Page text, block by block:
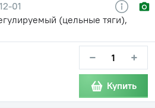
01
(цельные тяги),
− +
Купить